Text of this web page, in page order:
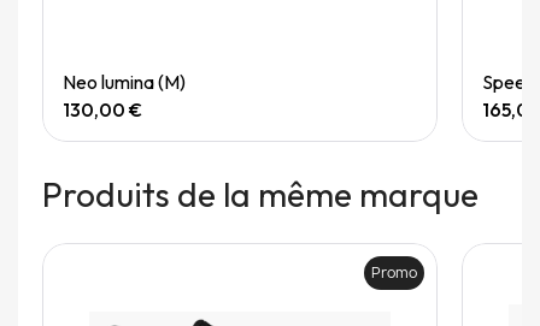
Neo lumina (M)
130,00 €
Produits de la même marque
Promo